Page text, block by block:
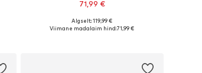
71,99 €
Saadaolevad suurused: 36, 37, 38, 39, 41
Algselt: 119,99 €
Viimane madalaim hind:71,99 €